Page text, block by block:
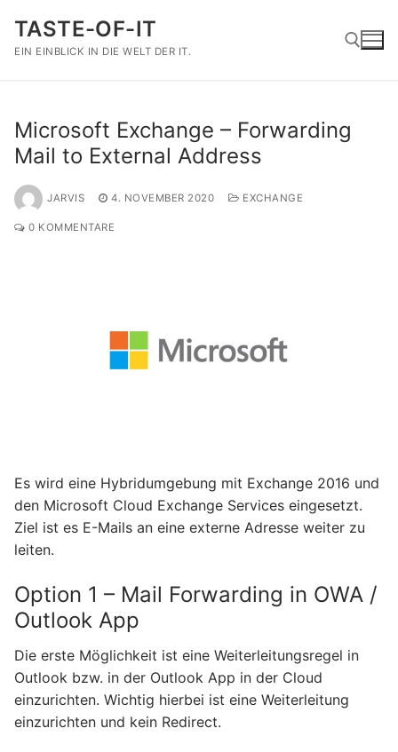
Inhalt
springen
TASTE-OF-IT
EIN EINBLICK IN DIE WELT DER IT.
Microsoft Exchange – Forwarding
Mail to External Address
JARVIS 4. NOVEMBER 2020 EXCHANGE
0 KOMMENTARE
Es wird eine Hybridumgebung mit Exchange 2016 und
den Microsoft Cloud Exchange Services eingesetzt.
Ziel ist es E-Mails an eine externe Adresse weiter zu
leiten.
Option 1 – Mail Forwarding in OWA /
Outlook App
Die erste Möglichkeit ist eine Weiterleitungsregel in
Outlook bzw. in der Outlook App in der Cloud
einzurichten. Wichtig hierbei ist eine Weiterleitung
einzurichten und kein Redirect.